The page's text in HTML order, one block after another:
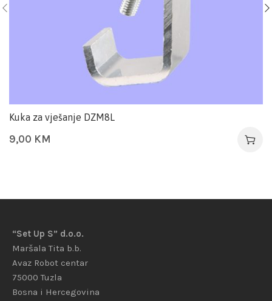
Kuka za vješanje DZM8L
9,00 KM
“Set Up S” d.o.o.
Maršala Tita b.b.
Avaz Robot centar
75000 Tuzla
Bosna i Hercegovina